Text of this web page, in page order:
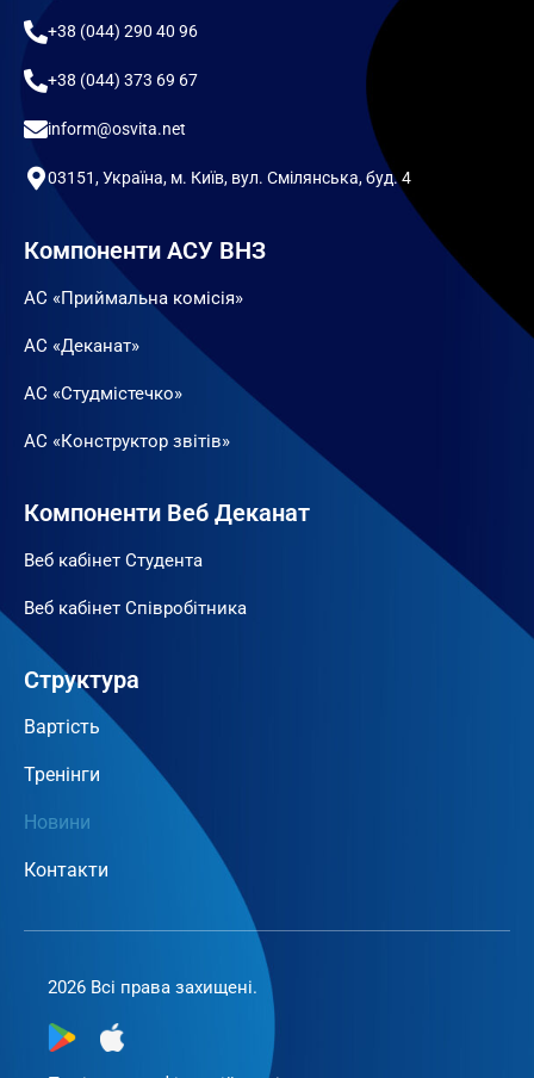
+38 (044) 290 40 96
+38 (044) 373 69 67
inform@osvita.net
03151, Україна, м. Київ, вул. Смілянська, буд. 4
Компоненти АСУ ВНЗ
АС «Приймальна комісія»
АС «Деканат»
АС «Студмістечко»
АС «Конструктор звітів»
Компоненти Веб Деканат
Веб кабінет Студента
Веб кабінет Співробітника
Структура
Вартість
Тренінги
Новини
Контакти
2026 Всі права захищені.